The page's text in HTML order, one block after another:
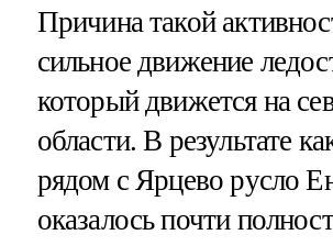
Причина такой
сильное движение
который движется на
области. В результате
рядом с Ярцево русло
оказалось почти